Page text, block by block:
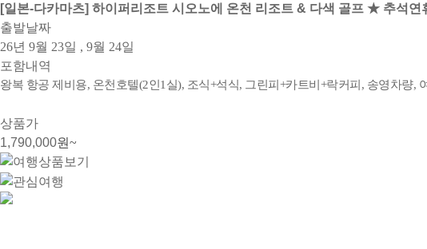
[일본-다카마츠] 하이퍼리조트 시오노에 온천 리조트 & 다색 골프 ★ 추석연
출발날짜
26년 9월 23일 , 9월 24일
포함내역
왕복 항공 제비용, 온천호텔(2인1실), 조식+석식, 그린피+카트비+락커피, 송영차량,
상품가
1,790,000원~